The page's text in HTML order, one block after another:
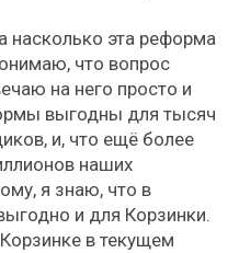
насколько эта реформа
что вопрос
на него просто и
выгодны для тысяч
и, что ещё более
наших
я знаю, что в
и для Корзинки.
в текущем